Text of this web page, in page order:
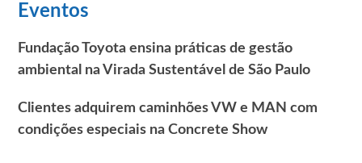
Eventos
Fundação Toyota ensina práticas de gestão
ambiental na Virada Sustentável de São Paulo
Clientes adquirem caminhões VW e MAN com
condições especiais na Concrete Show